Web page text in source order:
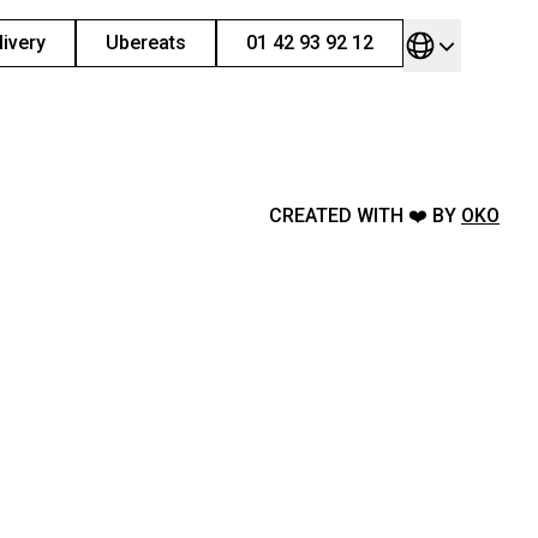
Ubereats 01 42 93 92 12
CREATED WITH ❤️ BY OKO